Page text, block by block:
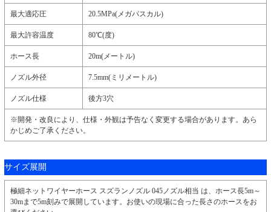
最大適応圧 20.5MPa(メガパスカル)
最大許容温度 80℃(度)
ホース長 20m(メートル)
ノズル外径 7.5mm(ミリメートル)
ノズル仕様 後方3穴
※開発・改良により、仕様・外観は予告なく変更する場合があります。あら
かじめご了承ください。
サイズ展開
極細ネットワイヤーホース スズランノズル 045ノズル相当 は、ホース長5m～
30mまで5m刻みで展開しています。お使いの現場に合った長さのホースをお